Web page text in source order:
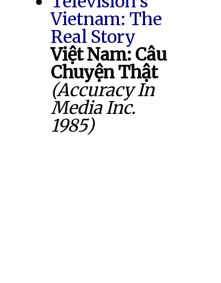
Vietnam: The
Real Story
Việt Nam: Câu
Chuyện Thật
(Accuracy In
Media Inc.
1985)